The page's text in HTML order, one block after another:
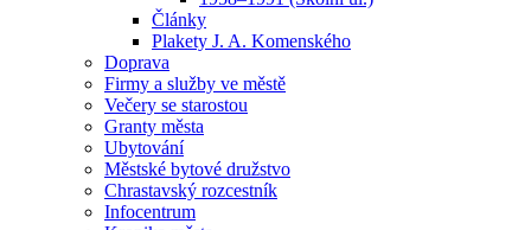
Články
Plakety J. A. Komenského
Doprava
Firmy a služby ve městě
Večery se starostou
Granty města
Ubytování
Městské bytové družstvo
Chrastavský rozcestník
Infocentrum